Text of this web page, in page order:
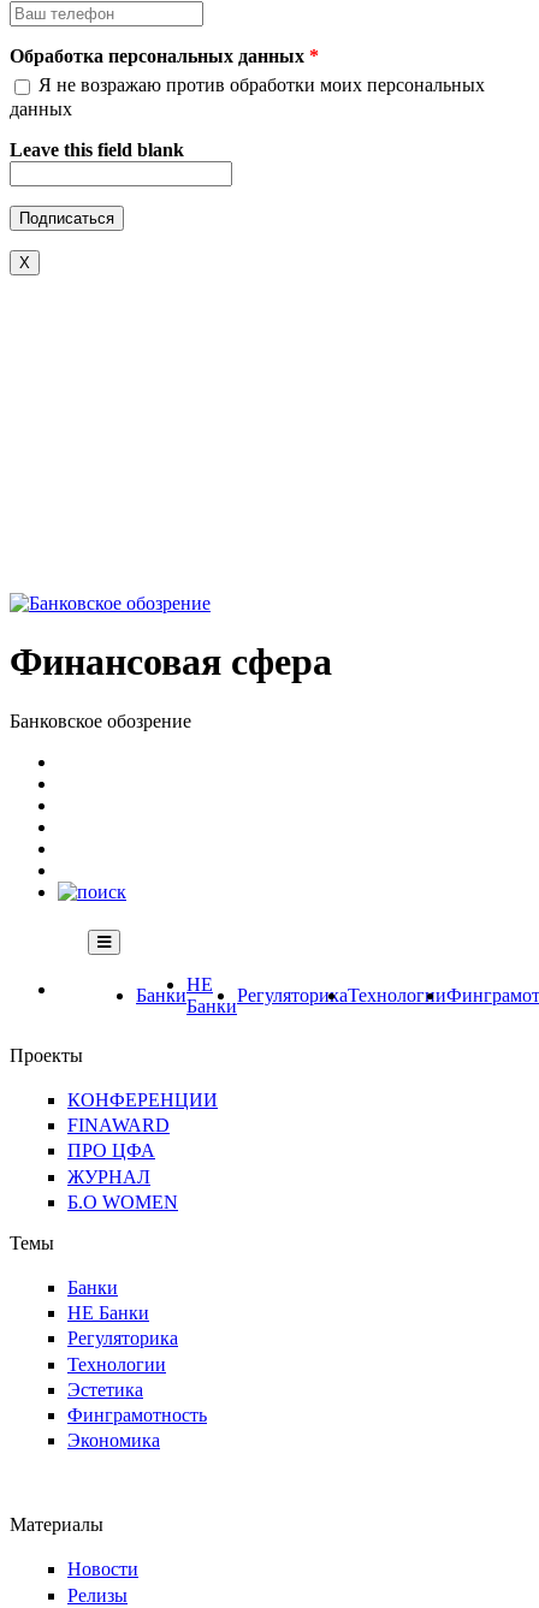
Ваш телефон
Обработка персональных данных *
Я не возражаю против обработки моих персональных
данных
Leave this field blank
X
Финансовая сфера
Банковское обозрение
Банки
НЕ
Банки
РегуляторикаТехнологии
Проекты
КОНФЕРЕНЦИИ
FINAWARD
ПРО ЦФА
ЖУРНАЛ
Б.О WOMEN
Темы
Банки
НЕ Банки
Регуляторика
Технологии
Эстетика
Финграмотность
Экономика
Материалы
Новости
Релизы